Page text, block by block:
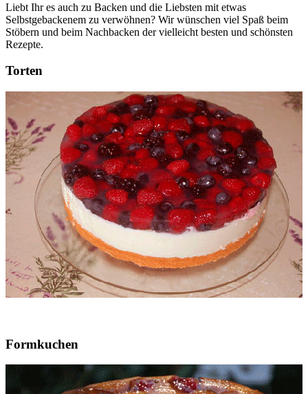
Liebt Ihr es auch zu Backen und die Liebsten mit etwas
Selbstgebackenem zu verwöhnen? Wir wünschen viel Spaß beim
Stöbern und beim Nachbacken der vielleicht besten und schönsten
Rezepte.
Torten
Formkuchen